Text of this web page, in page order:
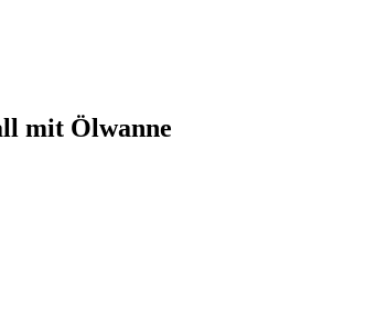
mit Ölwanne